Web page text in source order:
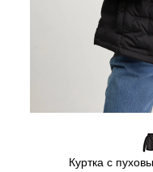
Куртка с